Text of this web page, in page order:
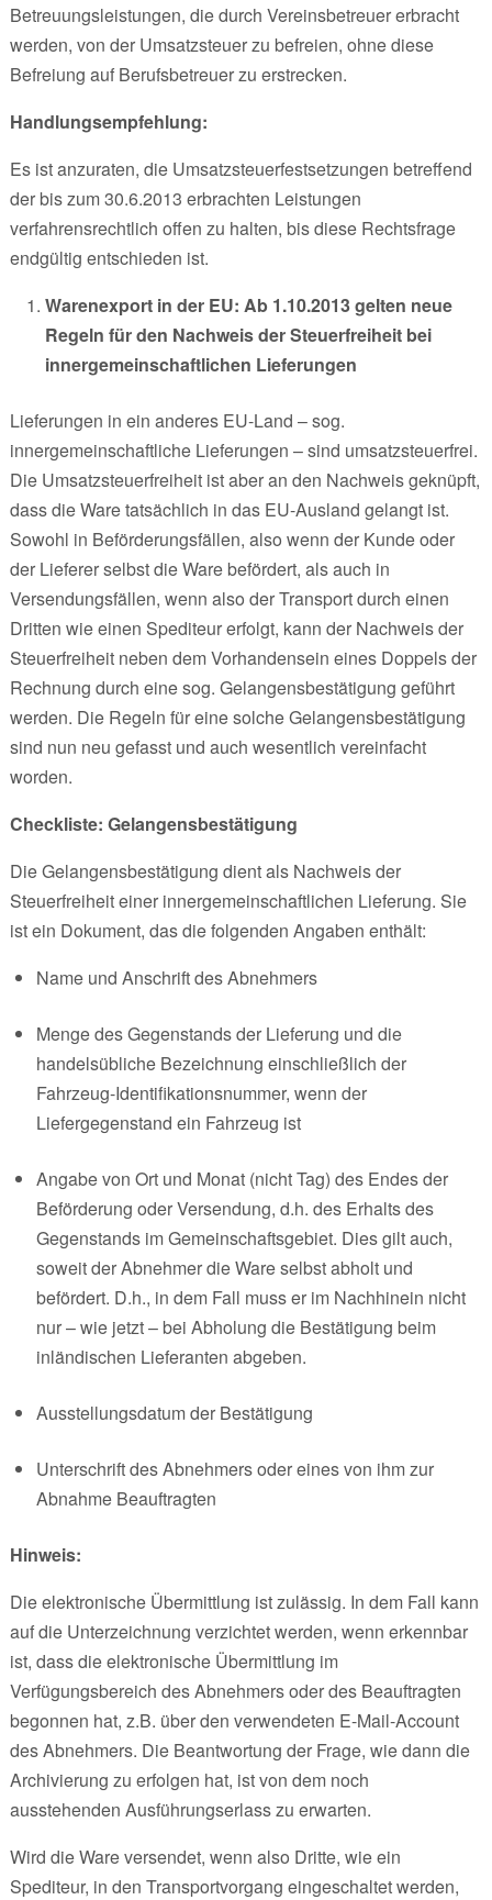
Betreuungsleistungen, die durch Vereinsbetreuer erbracht
werden, von der Umsatzsteuer zu befreien, ohne diese
Befreiung auf Berufsbetreuer zu erstrecken.
Handlungsempfehlung:
Es ist anzuraten, die Umsatzsteuerfestsetzungen betreffend
der bis zum 30.6.2013 erbrachten Leistungen
verfahrensrechtlich offen zu halten, bis diese Rechtsfrage
endgültig entschieden ist.
Warenexport in der EU: Ab 1.10.2013 gelten neue
Regeln für den Nachweis der Steuerfreiheit bei
innergemeinschaftlichen Lieferungen
Lieferungen in ein anderes EU-Land – sog.
innergemeinschaftliche Lieferungen – sind umsatzsteuerfrei.
Die Umsatzsteuerfreiheit ist aber an den Nachweis geknüpft,
dass die Ware tatsächlich in das EU-Ausland gelangt ist.
Sowohl in Beförderungsfällen, also wenn der Kunde oder
der Lieferer selbst die Ware befördert, als auch in
Versendungsfällen, wenn also der Transport durch einen
Dritten wie einen Spediteur erfolgt, kann der Nachweis der
Steuerfreiheit neben dem Vorhandensein eines Doppels der
Rechnung durch eine sog. Gelangensbestätigung geführt
werden. Die Regeln für eine solche Gelangensbestätigung
sind nun neu gefasst und auch wesentlich vereinfacht
worden.
Checkliste: Gelangensbestätigung
Die Gelangensbestätigung dient als Nachweis der
Steuerfreiheit einer innergemeinschaftlichen Lieferung. Sie
ist ein Dokument, das die folgenden Angaben enthält:
Name und Anschrift des Abnehmers
Menge des Gegenstands der Lieferung und die
handelsübliche Bezeichnung einschließlich der
Fahrzeug-Identifikationsnummer, wenn der
Liefergegenstand ein Fahrzeug ist
Angabe von Ort und Monat (nicht Tag) des Endes der
Beförderung oder Versendung, d.h. des Erhalts des
Gegenstands im Gemeinschaftsgebiet. Dies gilt auch,
soweit der Abnehmer die Ware selbst abholt und
befördert. D.h., in dem Fall muss er im Nachhinein nicht
nur – wie jetzt – bei Abholung die Bestätigung beim
inländischen Lieferanten abgeben.
Ausstellungsdatum der Bestätigung
Unterschrift des Abnehmers oder eines von ihm zur
Abnahme Beauftragten
Hinweis:
Die elektronische Übermittlung ist zulässig. In dem Fall kann
auf die Unterzeichnung verzichtet werden, wenn erkennbar
ist, dass die elektronische Übermittlung im
Verfügungsbereich des Abnehmers oder des Beauftragten
begonnen hat, z.B. über den verwendeten E-Mail-Account
des Abnehmers. Die Beantwortung der Frage, wie dann die
Archivierung zu erfolgen hat, ist von dem noch
ausstehenden Ausführungserlass zu erwarten.
Wird die Ware versendet, wenn also Dritte, wie ein
Spediteur, in den Transportvorgang eingeschaltet werden,